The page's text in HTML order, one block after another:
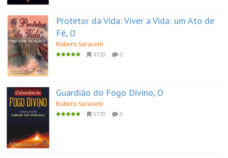
Protetor da Vida: Viver a Vida: um Ato de
Fé, O
Rubens Saraceni
4720 0
Guardião do Fogo Divino, O
Rubens Saraceni
5739 0